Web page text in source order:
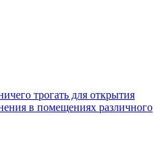
трогать для открытия
в помещениях различного